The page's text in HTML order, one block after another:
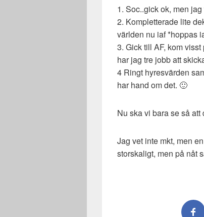
1. Soc..gick ok, men
2. Kompletterade lite
världen nu iaf *hoppas
3. Gick till AF, kom
har jag tre jobb att
4 Ringt hyresvärden
har hand om det. 🙂
Nu ska vi bara se så
Jag vet inte mkt, men
storskaligt, men på nåt